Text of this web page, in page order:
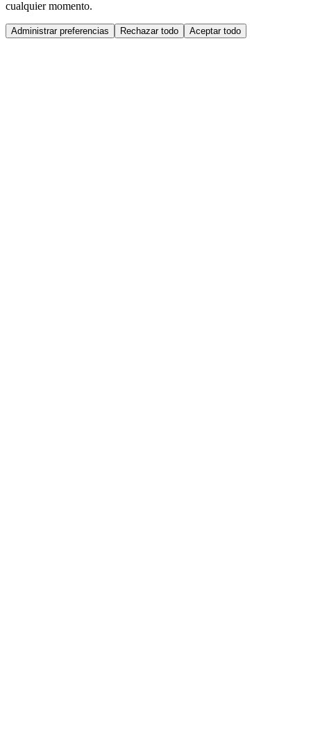
cualquier momento.
Administrar preferencias Rechazar todo Aceptar todo